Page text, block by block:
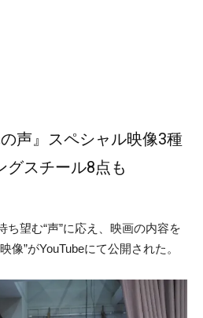
声』スペシャル映像3種
グスチール8点も
ち望む“声”に応え、映画の内容を
像”がYouTubeにて公開された。